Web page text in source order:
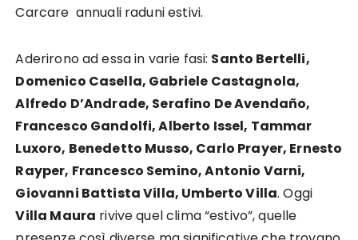
Carcare annuali raduni estivi.
Aderirono ad essa in varie fasi: Santo Bertelli,
Domenico Casella, Gabriele Castagnola,
Alfredo D’Andrade, Serafino De Avendaño,
Francesco Gandolfi, Alberto Issel, Tammar
Luxoro, Benedetto Musso, Carlo Prayer, Ernesto
Rayper, Francesco Semino, Antonio Varni,
Giovanni Battista Villa, Umberto Villa. Oggi
Villa Maura rivive quel clima “estivo”, quelle